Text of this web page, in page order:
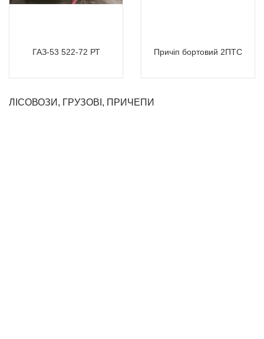
ГАЗ-53 522-72 РТ Причіп бортовий 2ПТС
ЛІСОВОЗИ, ГРУЗОВІ, ПРИЧЕПИ